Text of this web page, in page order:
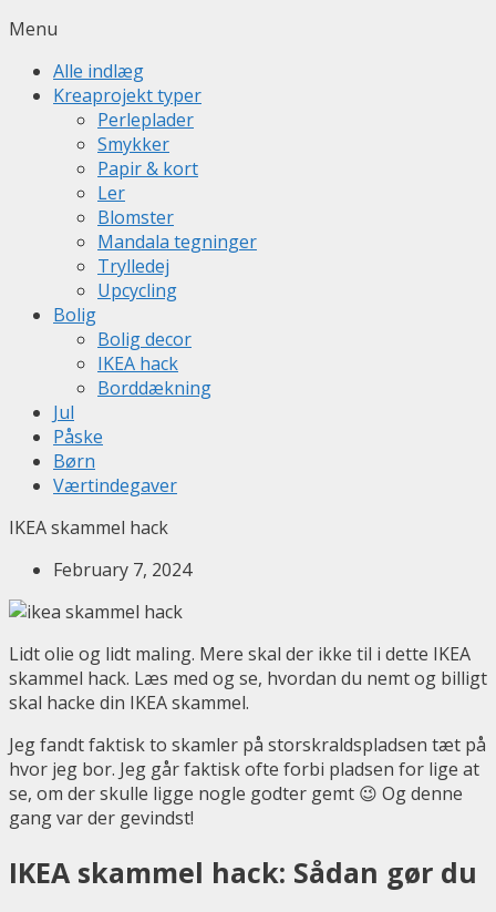
Menu
Alle indlæg
Kreaprojekt typer
Perleplader
Smykker
Papir & kort
Ler
Blomster
Mandala tegninger
Trylledej
Upcycling
Bolig
Bolig decor
IKEA hack
Borddækning
Jul
Påske
Børn
Værtindegaver
IKEA skammel hack
February 7, 2024
Lidt olie og lidt maling. Mere skal der ikke til i dette IKEA
skammel hack. Læs med og se, hvordan du nemt og billigt
skal hacke din IKEA skammel.
Jeg fandt faktisk to skamler på storskraldspladsen tæt på
hvor jeg bor. Jeg går faktisk ofte forbi pladsen for lige at
se, om der skulle ligge nogle godter gemt 😉 Og denne
gang var der gevindst!
IKEA skammel hack: Sådan gør du